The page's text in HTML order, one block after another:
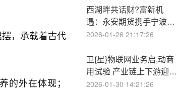
，承载着古代
的外在体现；
西湖畔共话财?富新机
遇：永安期货携手宁波银
行成功举办永金会
2026-01-26 21:17:26
卫{星}物联网业务启,动商
用试验 产业链上下游迎机
遇
2026-01-30 14:21:26